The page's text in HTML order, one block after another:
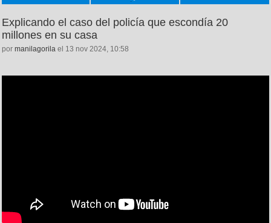
Explicando el caso del policía que escondía 20
millones en su casa
por manilagorila el 13 nov 2024, 10:58